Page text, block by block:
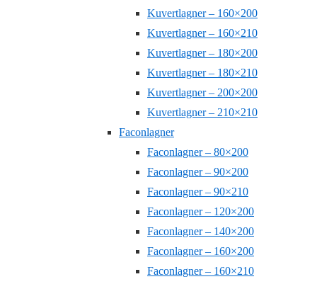
Kuvertlagner – 160×200
Kuvertlagner – 160×210
Kuvertlagner – 180×200
Kuvertlagner – 180×210
Kuvertlagner – 200×200
Kuvertlagner – 210×210
Faconlagner
Faconlagner – 80×200
Faconlagner – 90×200
Faconlagner – 90×210
Faconlagner – 120×200
Faconlagner – 140×200
Faconlagner – 160×200
Faconlagner – 160×210